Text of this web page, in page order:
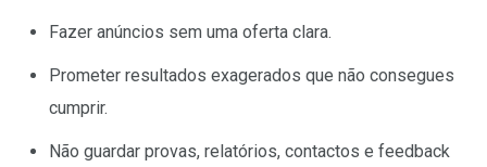
Fazer anúncios sem uma oferta clara.
Prometer resultados exagerados que não consegues
cumprir.
Não guardar provas, relatórios, contactos e feedback